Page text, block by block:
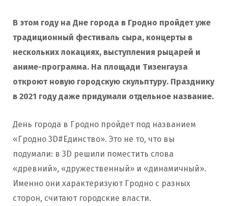
В этом году на Дне города в Гродно пройдет уже
традиционный фестиваль сыра, концерты в
нескольких локациях, выступления рыцарей и
аниме-программа. На площади Тизенгауза
откроют новую городскую скульптуру. Празднику
в 2021 году даже придумали отдельное название.
День города в Гродно пройдет под названием
«Гродно 3D#Единство». Это не то, что вы
подумали: в 3D решили поместить слова
«древний», «дружественный» и «динамичный».
Именно они характеризуют Гродно с разных
сторон, считают городские власти.